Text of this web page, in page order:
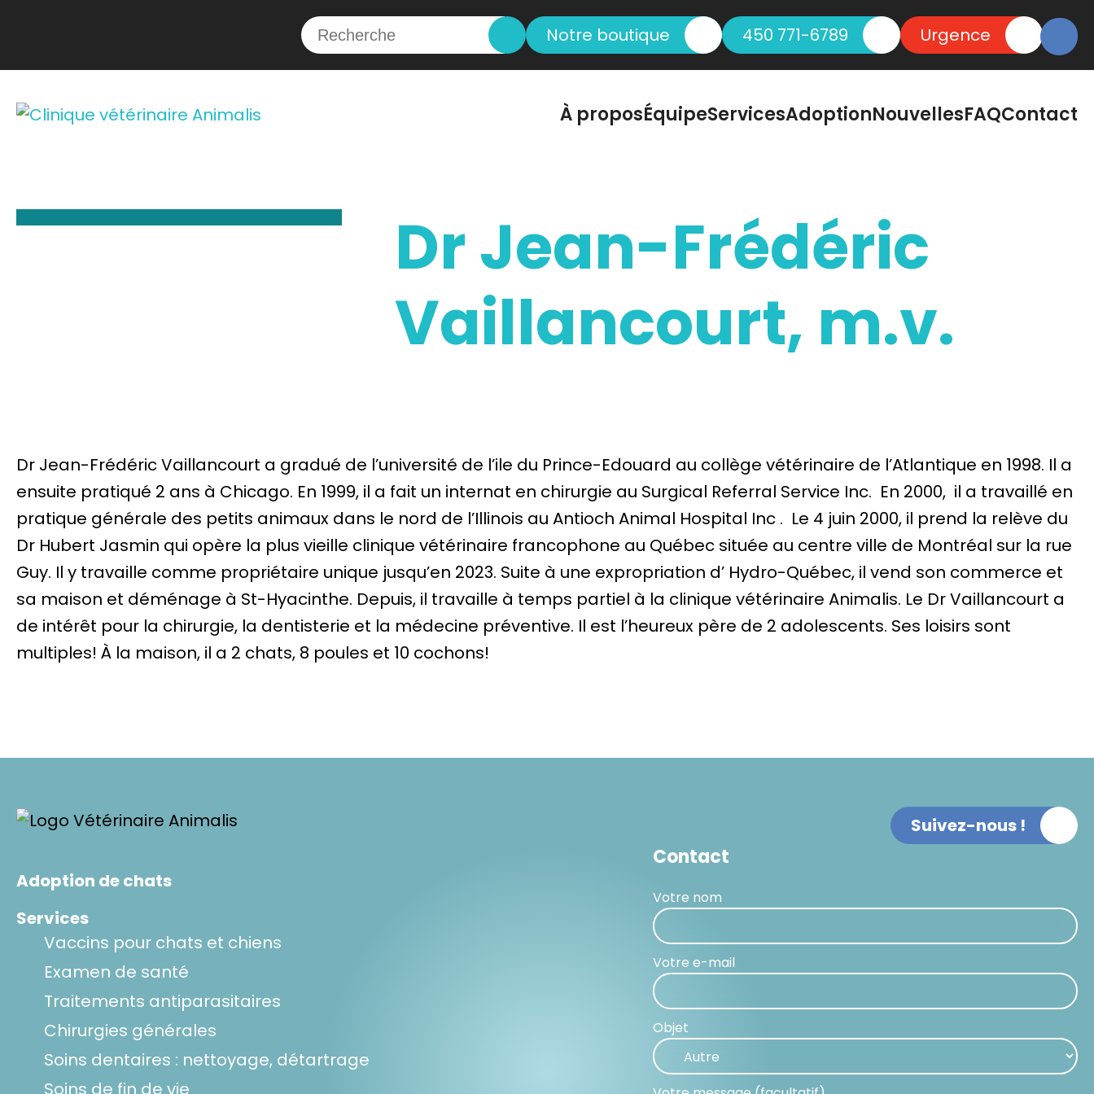
Notre boutique 450 771-6789 Urgence
À proposÉquipeServicesAdoptionNouvellesFAQContact
Dr Jean-Frédéric
Vaillancourt, m.v.
Dr Jean-Frédéric Vaillancourt a gradué de l’université de l’ile du Prince-Edouard au collège vétérinaire de l’Atlantique en 1998. Il a
ensuite pratiqué 2 ans à Chicago. En 1999, il a fait un internat en chirurgie au Surgical Referral Service Inc. En 2000, il a travaillé en
pratique générale des petits animaux dans le nord de l’Illinois au Antioch Animal Hospital Inc . Le 4 juin 2000, il prend la relève du
Dr Hubert Jasmin qui opère la plus vieille clinique vétérinaire francophone au Québec située au centre ville de Montréal sur la rue
Guy. Il y travaille comme propriétaire unique jusqu’en 2023. Suite à une expropriation d’ Hydro-Québec, il vend son commerce et
sa maison et déménage à St-Hyacinthe. Depuis, il travaille à temps partiel à la clinique vétérinaire Animalis. Le Dr Vaillancourt a
de intérêt pour la chirurgie, la dentisterie et la médecine préventive. Il est l’heureux père de 2 adolescents. Ses loisirs sont
multiples! À la maison, il a 2 chats, 8 poules et 10 cochons!
Adoption de chats
Services
Vaccins pour chats et chiens
Examen de santé
Traitements antiparasitaires
Chirurgies générales
Soins dentaires : nettoyage, détartrage
Soins de fin de vie
Suivez-nous !
Contact
Votre nom
Votre e-mail
Objet